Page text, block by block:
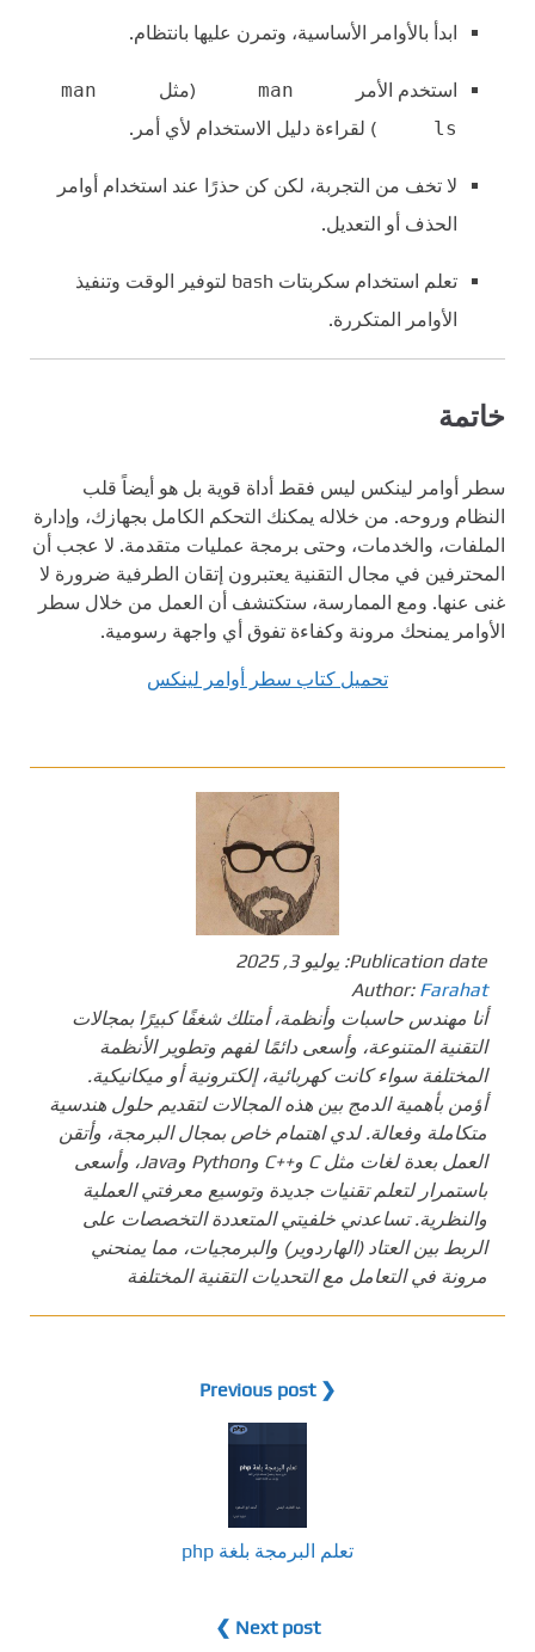
ابدأ بالأوامر الأساسية، وتمرن عليها بانتظام.
استخدم الأمر man (مثل
man
ls
) لقراءة دليل الاستخدام لأي أمر.
لا تخف من التجربة، لكن كن حذرًا عند استخدام أوامر
الحذف أو التعديل.
تعلم استخدام سكربتات bash لتوفير الوقت وتنفيذ
الأوامر المتكررة.
خاتمة
سطر أوامر لينكس ليس فقط أداة قوية بل هو أيضاً قلب
النظام وروحه. من خلاله يمكنك التحكم الكامل بجهازك، وإدارة
الملفات، والخدمات، وحتى برمجة عمليات متقدمة. لا عجب أن
المحترفين في مجال التقنية يعتبرون إتقان الطرفية ضرورة لا
غنى عنها. ومع الممارسة، ستكتشف أن العمل من خلال سطر
الأوامر يمنحك مرونة وكفاءة تفوق أي واجهة رسومية.
تحميل كتاب سطر أوامر لينكس
Publication date: يوليو 3, 2025
Author: Farahat
أنا مهندس حاسبات وأنظمة، أمتلك شغفًا كبيرًا بمجالات
التقنية المتنوعة، وأسعى دائمًا لفهم وتطوير الأنظمة
المختلفة سواء كانت كهربائية، إلكترونية أو ميكانيكية.
أؤمن بأهمية الدمج بين هذه المجالات لتقديم حلول هندسية
متكاملة وفعالة. لدي اهتمام خاص بمجال البرمجة، وأتقن
العمل بعدة لغات مثل C و++C وPython وJava، وأسعى
باستمرار لتعلم تقنيات جديدة وتوسيع معرفتي العملية
والنظرية. تساعدني خلفيتي المتعددة التخصصات على
الربط بين العتاد (الهاردوير) والبرمجيات، مما يمنحني
مرونة في التعامل مع التحديات التقنية المختلفة
❮ Previous post
تعلم البرمجة بلغة php
Next post ❯